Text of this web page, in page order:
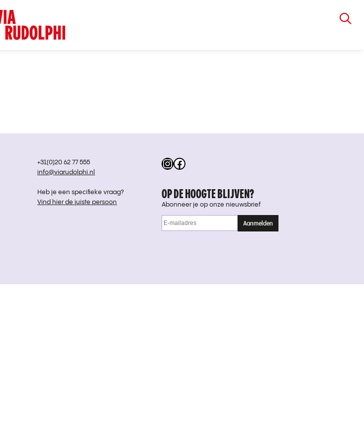
Instagram
Facebook
+31(0)20 62 77 555
info@viarudolphi.nl
Heb je een specifieke vraag?
Vind hier de juiste persoon
OP DE HOOGTE BLIJVEN?
Abonneer je op onze nieuwsbrief